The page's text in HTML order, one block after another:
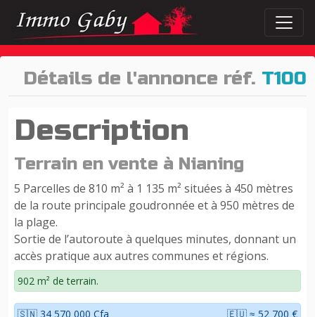
Détails de l'annonce réf. T100
Description
Terrain en vente à Nianing
5 Parcelles de 810 m² à 1 135 m² situées à 450 mètres
de la route principale goudronnée et à 950 mètres de
la plage.
Sortie de l’autoroute à quelques minutes, donnant un
accès pratique aux autres communes et régions.
902 m² de terrain.
🇸🇳 34 570 000 Cfa 🇪🇺 ≈ 52 700 €